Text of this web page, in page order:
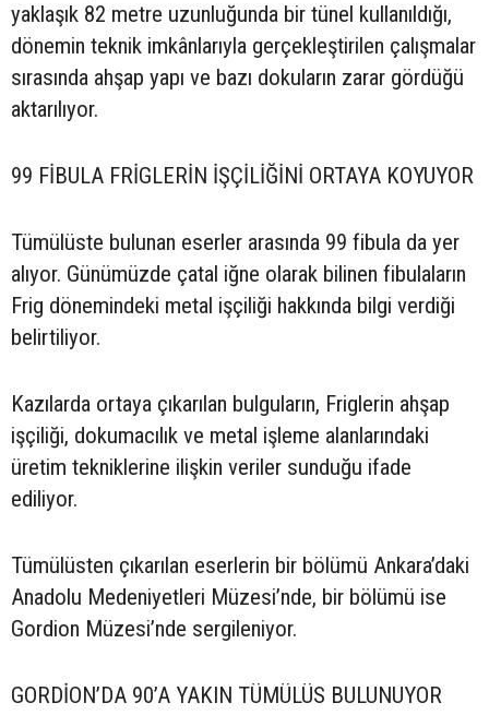
yaklaşık 82 metre uzunluğunda bir tünel kullanıldığı,
dönemin teknik imkânlarıyla gerçekleştirilen çalışmalar
sırasında ahşap yapı ve bazı dokuların zarar gördüğü
aktarılıyor.
99 FİBULA FRİGLERİN İŞÇİLİĞİNİ ORTAYA KOYUYOR
Tümülüste bulunan eserler arasında 99 fibula da yer
alıyor. Günümüzde çatal iğne olarak bilinen fibulaların
Frig dönemindeki metal işçiliği hakkında bilgi verdiği
belirtiliyor.
Kazılarda ortaya çıkarılan bulguların, Friglerin ahşap
işçiliği, dokumacılık ve metal işleme alanlarındaki
üretim tekniklerine ilişkin veriler sunduğu ifade
ediliyor.
Tümülüsten çıkarılan eserlerin bir bölümü Ankara’daki
Anadolu Medeniyetleri Müzesi’nde, bir bölümü ise
Gordion Müzesi’nde sergileniyor.
GORDİON’DA 90’A YAKIN TÜMÜLÜS BULUNUYOR